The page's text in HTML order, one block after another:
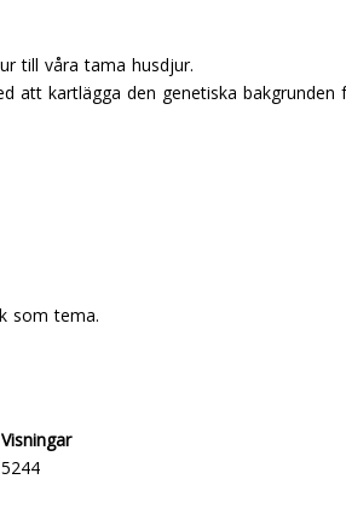
till våra tama husdjur.
att kartlägga den genetiska bakgrunden
som tema.
Visningar
5244